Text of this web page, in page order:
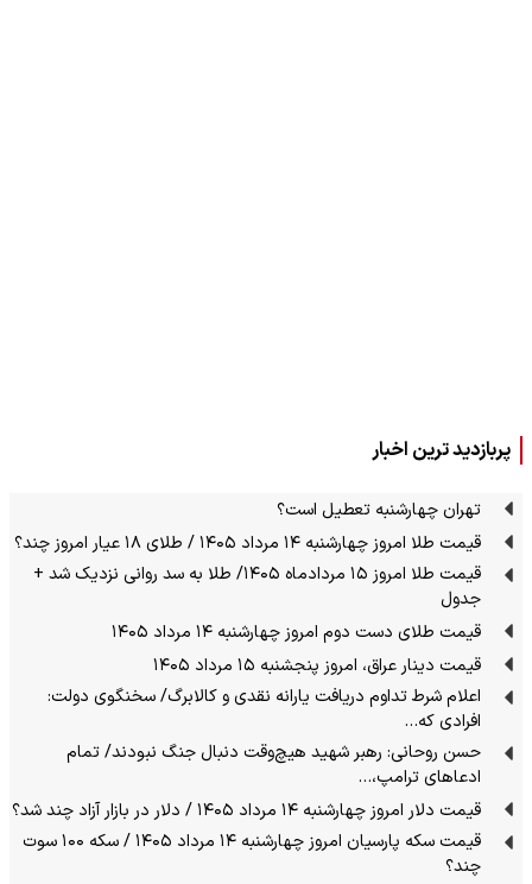
پربازدید ترین اخبار
تهران چهارشنبه تعطیل است؟
قیمت طلا امروز چهارشنبه ۱۴ مرداد ۱۴۰۵ / طلای ۱۸ عیار امروز چند؟
قیمت طلا امروز ۱۵ مردادماه ۱۴۰۵/ طلا به سد روانی نزدیک شد +
جدول
قیمت طلای دست دوم امروز چهارشنبه ۱۴ مرداد ۱۴۰۵
قیمت دینار عراق، امروز پنجشنبه ۱۵ مرداد ۱۴۰۵
اعلام شرط تداوم دریافت یارانه نقدی و کالابرگ/ سخنگوی دولت:
افرادی که…
حسن روحانی: رهبر شهید هیچ‌وقت دنبال جنگ نبودند/ تمام
ادعاهای ترامپ،…
قیمت دلار امروز چهارشنبه ۱۴ مرداد ۱۴۰۵ / دلار در بازار آزاد چند شد؟
قیمت سکه پارسیان امروز چهارشنبه ۱۴ مرداد ۱۴۰۵ / سکه ۱۰۰ سوت
چند؟